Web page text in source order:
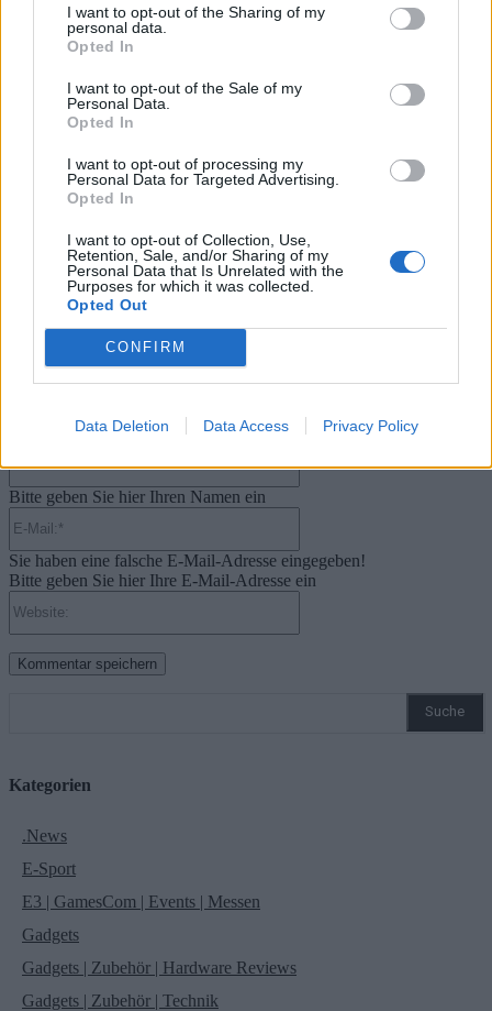
I want to opt-out of the Sharing of my
personal data.
Opted In
I want to opt-out of the Sale of my
Personal Data.
Opted In
I want to opt-out of processing my
Personal Data for Targeted Advertising.
Opted In
I want to opt-out of Collection, Use,
Retention, Sale, and/or Sharing of my
Personal Data that Is Unrelated with the
Purposes for which it was collected.
Opted Out
CONFIRM
Data Deletion Data Access Privacy Policy
3. August 2026
Halo: Campaign Evolved erhält erstes Update – Zahlreiche Fehler behoben
31. Juli 2026
PlayStation veröffentlicht neue Quartalszahlen – PS5 erreicht 95,3
Millionen verkaufte Konsolen
Kommentieren Sie den Artikel
Bitte geben Sie Ihren Kommentar ein!
Bitte geben Sie hier Ihren Namen ein
Sie haben eine falsche E-Mail-Adresse eingegeben!
Bitte geben Sie hier Ihre E-Mail-Adresse ein
Suche
Kategorien
.News
E-Sport
E3 | GamesCom | Events | Messen
Gadgets
Gadgets | Zubehör | Hardware Reviews
Gadgets | Zubehör | Technik